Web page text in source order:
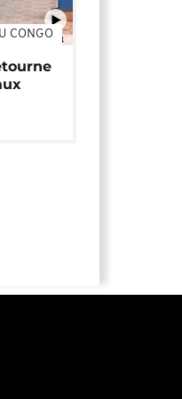
01:34
CONGO